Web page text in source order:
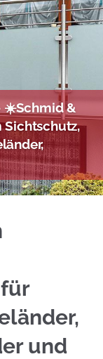
☀️Schmid &
und